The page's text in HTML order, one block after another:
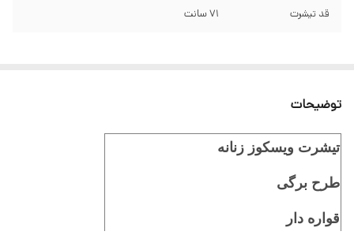
قد تیشرت ۷۱ سانت
توضیحات
تیشرت ویسکوز زنانه
طرح برگی
قواره دار